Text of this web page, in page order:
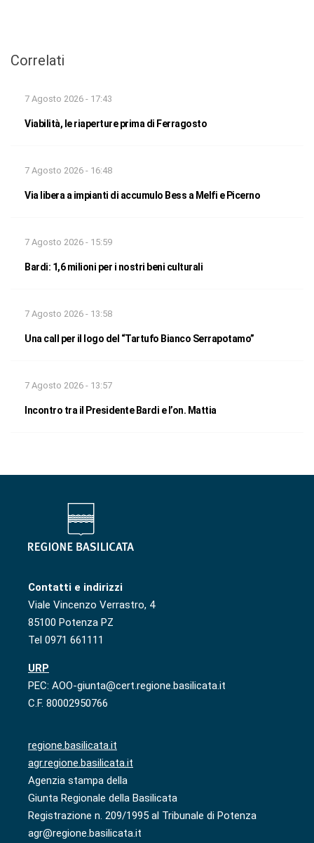
Correlati
7 Agosto 2026 - 17:43
Viabilità, le riaperture prima di Ferragosto
7 Agosto 2026 - 16:48
Via libera a impianti di accumulo Bess a Melfi e Picerno
7 Agosto 2026 - 15:59
Bardi: 1,6 milioni per i nostri beni culturali
7 Agosto 2026 - 13:58
Una call per il logo del “Tartufo Bianco Serrapotamo”
7 Agosto 2026 - 13:57
Incontro tra il Presidente Bardi e l’on. Mattia
Contatti e indirizzi
Viale Vincenzo Verrastro, 4
85100 Potenza PZ
Tel 0971 661111
URP
PEC: AOO-giunta@cert.regione.basilicata.it
C.F. 80002950766
regione.basilicata.it
agr.regione.basilicata.it
Agenzia stampa della
Giunta Regionale della Basilicata
Registrazione n. 209/1995 al Tribunale di Potenza
agr@regione.basilicata.it